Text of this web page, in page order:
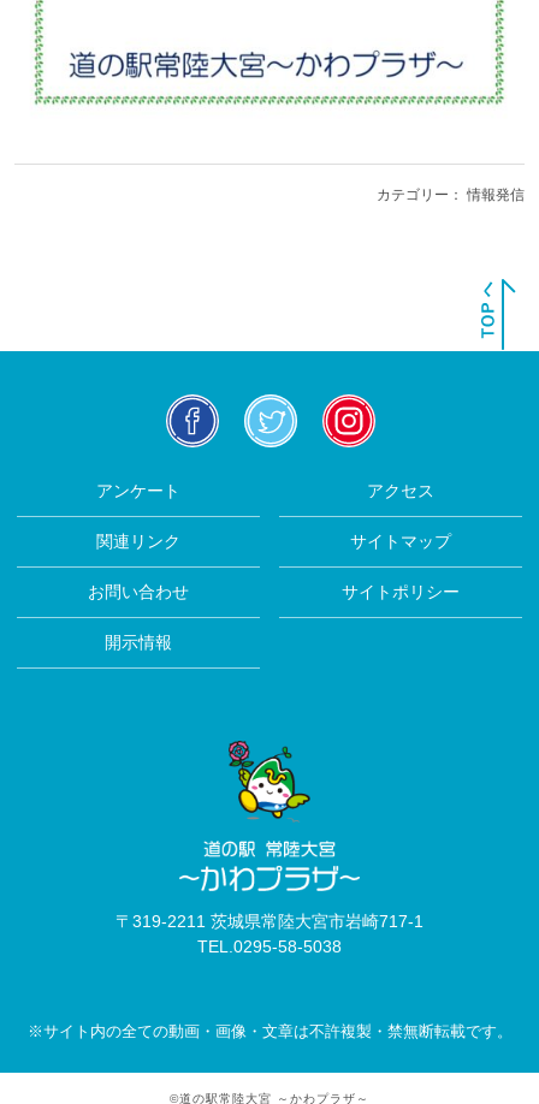
カテゴリー： 情報発信
アンケート
アクセス
関連リンク サイトマップ
お問い合わせ サイトポリシー
開示情報
〒319-2211 茨城県常陸大宮市岩崎717-1
TEL.0295-58-5038
※サイト内の全ての動画・画像・文章は不許複製・禁無断転載です。
©道の駅常陸大宮 ～かわプラザ～